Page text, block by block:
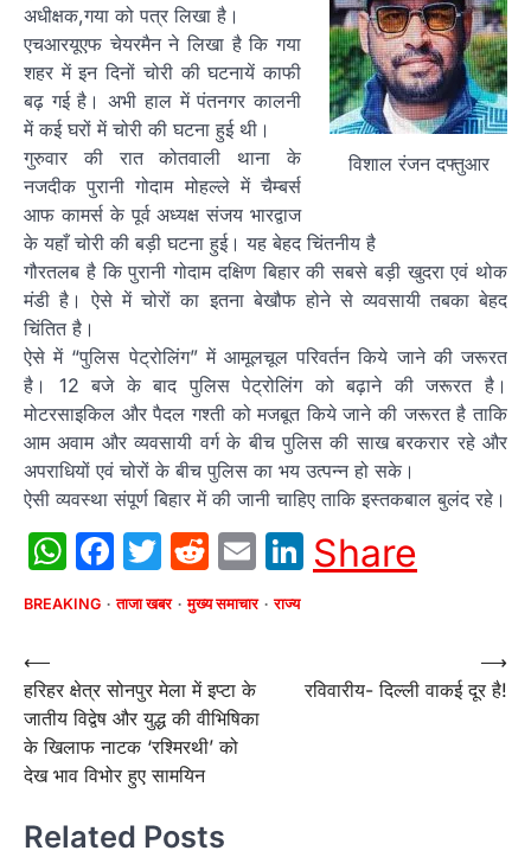
विशाल रंजन दफ्तुआर
अधीक्षक,गया को पत्र लिखा है।
एचआरयूएफ चेयरमैन ने लिखा है कि गया
शहर में इन दिनों चोरी की घटनायें काफी
बढ़ गई है। अभी हाल में पंतनगर कालनी
में कई घरों में चोरी की घटना हुई थी।
गुरुवार की रात कोतवाली थाना के
नजदीक पुरानी गोदाम मोहल्ले में चैम्बर्स
आफ कामर्स के पूर्व अध्यक्ष संजय भारद्वाज
के यहाँ चोरी की बड़ी घटना हुई। यह बेहद चिंतनीय है
गौरतलब है कि पुरानी गोदाम दक्षिण बिहार की सबसे बड़ी खुदरा एवं थोक
मंडी है। ऐसे में चोरों का इतना बेखौफ होने से व्यवसायी तबका बेहद
चिंतित है।
ऐसे में “पुलिस पेट्रोलिंग” में आमूलचूल परिवर्तन किये जाने की जरूरत
है। 12 बजे के बाद पुलिस पेट्रोलिंग को बढ़ाने की जरूरत है।
मोटरसाइकिल और पैदल गश्ती को मजबूत किये जाने की जरूरत है ताकि
आम अवाम और व्यवसायी वर्ग के बीच पुलिस की साख बरकरार रहे और
अपराधियों एवं चोरों के बीच पुलिस का भय उत्पन्न हो सके।
ऐसी व्यवस्था संपूर्ण बिहार में की जानी चाहिए ताकि इस्तकबाल बुलंद रहे।
WhatsApp
Facebook
Twitter
Reddit
EmailLinkedIn
Share
BREAKING ताजा खबर मुख्य समाचार राज्य
Post
navigation
⟵
हरिहर क्षेत्र सोनपुर मेला में इप्टा के
जातीय विद्वेष और युद्ध की वीभिषिका
के खिलाफ नाटक ‘रश्मिरथी’ को
देख भाव विभोर हुए सामयिन
रविवारीय- दिल्ली वाकई दूर है!
⟶
Related Posts